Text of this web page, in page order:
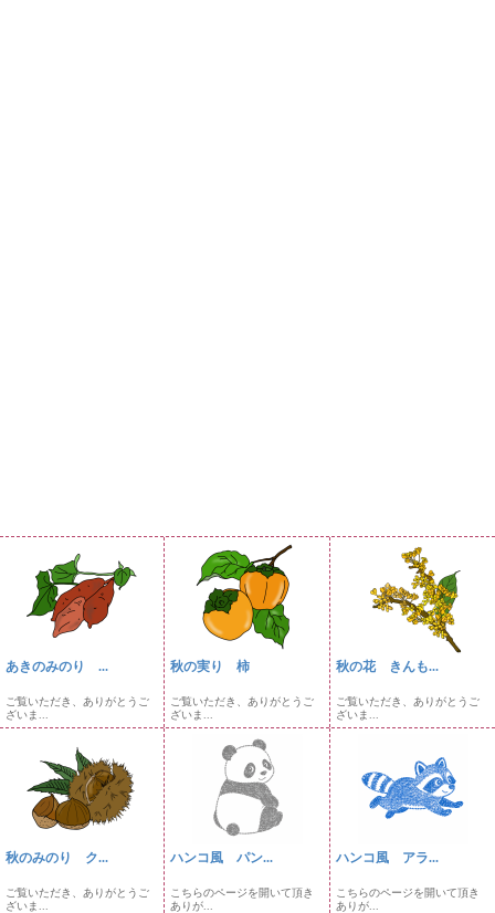
あきのみのり ...
ご覧いただき、ありがとうご
ざいま...
秋の実り 柿
ご覧いただき、ありがとうご
ざいま...
秋の花 きんも...
ご覧いただき、ありがとうご
ざいま...
秋のみのり ク...
ご覧いただき、ありがとうご
ざいま...
ハンコ風 パン...
こちらのページを開いて頂き
ありが...
ハンコ風 アラ...
こちらのページを開いて頂き
ありが...